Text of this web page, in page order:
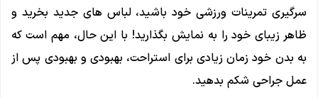
سرگیری تمرینات ورزشی خود باشید، لباس های جدید بخرید و
ظاهر زیبای خود را به نمایش بگذارید! با این حال، مهم است که
به بدن خود زمان زیادی برای استراحت، بهبودی و بهبودی پس از
عمل جراحی شکم بدهید.